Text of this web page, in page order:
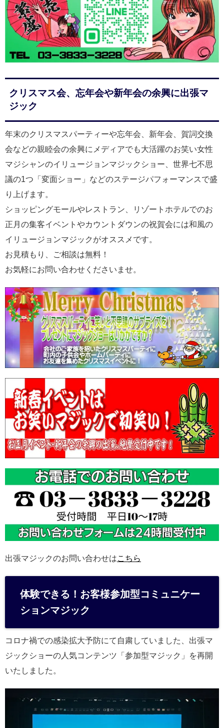
クリスマス会、忘年会や新年会の余興に出張マ
ジック
年末のクリスマスパーティーや忘年会、新年会、賀詞交換
会などの親睦会の余興にメディアでも大活躍のお笑い女性
マジシャンのイリュージョンマジックショー、世界七不思
議の1つ「変面ショー」などのステージパフォーマンスで盛
り上げます。
ショッピングモールやレストラン、リゾートホテルでのお
正月の集客イベントやカウントダウンの祝賀会には和風の
イリュージョンマジックがオススメです。
お見積もり、ご相談は無料！
お気軽にお問い合わせくださいませ。
出張マジックのお問い合わせはこちら
体験できる！お客様参加型コミュニケー
ションマジック
コロナ禍での感染拡大予防にて自粛していました、出張マ
ジックショーの人気コンテンツ「参加型マジック」を再開
いたしました。